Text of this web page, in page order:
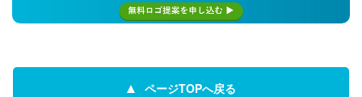
ページTOPへ戻る